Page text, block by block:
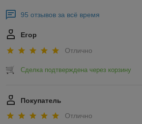
95 отзывов за всё время
Егор
Отлично
Сделка подтверждена через корзину
Покупатель
Отлично